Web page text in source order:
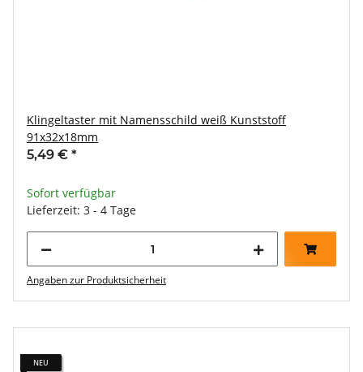
Klingeltaster mit Namensschild weiß Kunststoff
91x32x18mm
5,49 € *
Sofort verfügbar
Lieferzeit: 3 - 4 Tage
Angaben zur Produktsicherheit
NEU